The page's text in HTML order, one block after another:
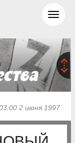
2 июня 1997